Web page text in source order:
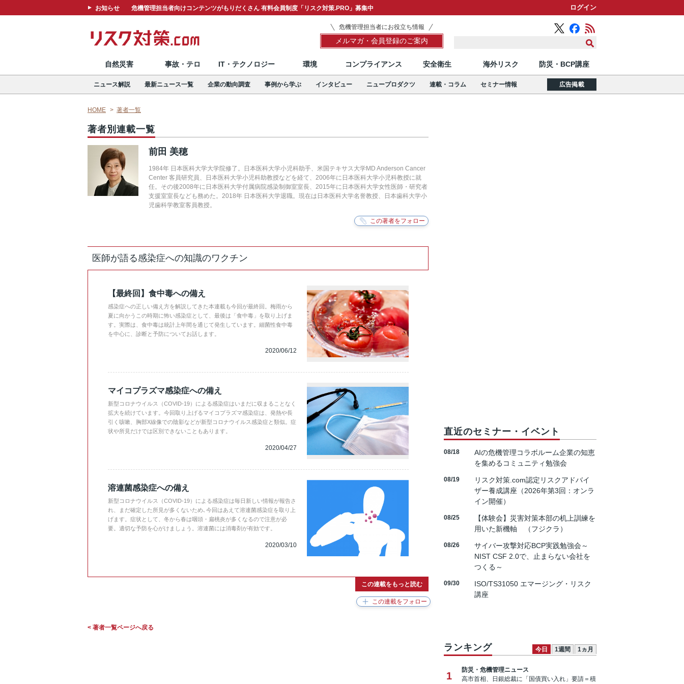
お知らせ 危機管理担当者向けコンテンツがもりだくさん 有料会員制度「リスク対策.PRO」募集中 ログイン
危機管理担当者にお役立ち情報
メルマガ・会員登録のご案内
自然災害 事故・テロ IT・テクノロジー 環境 コンプライアンス 安全衛生 海外リスク 防災・BCP講座
ニュース解説 最新ニュース一覧 企業の動向調査 事例から学ぶ インタビュー ニュープロダクツ 連載・コラム セミナー情報 広告掲載
HOME 著者一覧
著者別連載一覧
前田 美穂
1984年 日本医科大学大学院修了。日本医科大学小児科助手、米国テキサス大学MD Anderson Cancer
Center 客員研究員、日本医科大学小児科助教授などを経て、2006年に日本医科大学小児科教授に就
任。その後2008年に日本医科大学付属病院感染制御室室長、2015年に日本医科大学女性医師・研究者
支援室室長なども務めた。2018年 日本医科大学退職。現在は日本医科大学名誉教授、日本歯科大学小
児歯科学教室客員教授。
医師が語る感染症への知識のワクチン
【最終回】食中毒への備え
感染症への正しい備え方を解説してきた本連載も今回が最終回。梅雨から
夏に向かうこの時期に怖い感染症として、最後は「食中毒」を取り上げま
す。実際は、食中毒は統計上年間を通じて発生しています。細菌性食中毒
を中心に、診断と予防についてお話します。
2020/06/12
マイコプラズマ感染症への備え
新型コロナウイルス（COVID-19）による感染症はいまだに収まることなく
拡大を続けています。今回取り上げるマイコプラズマ感染症は、発熱や長
引く咳嗽、胸部X線像での陰影などが新型コロナウイルス感染症と類似。症
状や所見だけでは区別できないこともあります。
2020/04/27
溶連菌感染症への備え
新型コロナウイルス（COVID-19）による感染症は毎日新しい情報が報告さ
れ、まだ確定した所見が多くないため､今回はあえて溶連菌感染症を取り上
げます。症状として、冬から春は咽頭・扁桃炎が多くなるので注意が必
要。適切な予防を心がけましょう。溶連菌には消毒剤が有効です。
2020/03/10
この連載をもっと読む
< 著者一覧ページへ戻る
直近のセミナー・イベント
08/18
AIの危機管理コラボルーム企業の知恵
を集めるコミュニティ勉強会
08/19
リスク対策.com認定リスクアドバイ
ザー養成講座（2026年第3回：オンラ
イン開催）
08/25
【体験会】災害対策本部の机上訓練を
用いた新機軸 （フジクラ）
08/26
サイバー攻撃対応BCP実践勉強会～
NIST CSF 2.0で、止まらない会社を
つくる～
09/30
ISO/TS31050 エマージング・リスク
講座
ランキング 今日 1週間 1ヵ月
1
防災・危機管理ニュース
高市首相、日銀総裁に「国債買い入れ」要請＝積